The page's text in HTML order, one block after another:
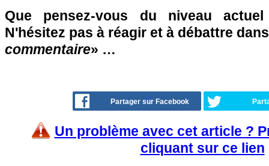
Que pensez-vous du niveau
N'hésitez pas à réagir et à débattre
commentaire» …
Partager sur Facebook
Un problème avec cet article ?
cliquant sur ce lien